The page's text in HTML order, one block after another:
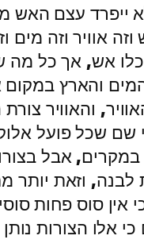
עצם האש
וזה מים
אש, אך כל מה
והארץ
והאוויר צורת
שם שכל פועל
במקרים, אבל
וזאת יותר
אין סוס פחות
אלו הצורות